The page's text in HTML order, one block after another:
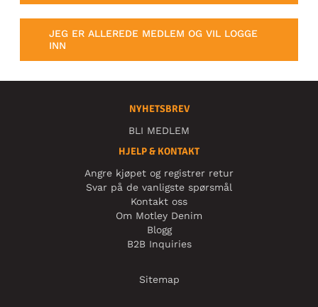
JEG ER ALLEREDE MEDLEM OG VIL LOGGE
INN
NYHETSBREV
BLI MEDLEM
HJELP & KONTAKT
Angre kjøpet og registrer retur
Svar på de vanligste spørsmål
Kontakt oss
Om Motley Denim
Blogg
B2B Inquiries
Sitemap